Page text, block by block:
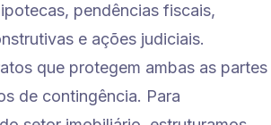
pendências fiscais,
e ações judiciais.
que protegem ambas as partes
de contingência. Para